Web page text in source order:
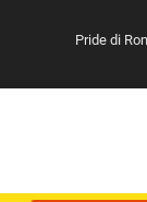
Pride di